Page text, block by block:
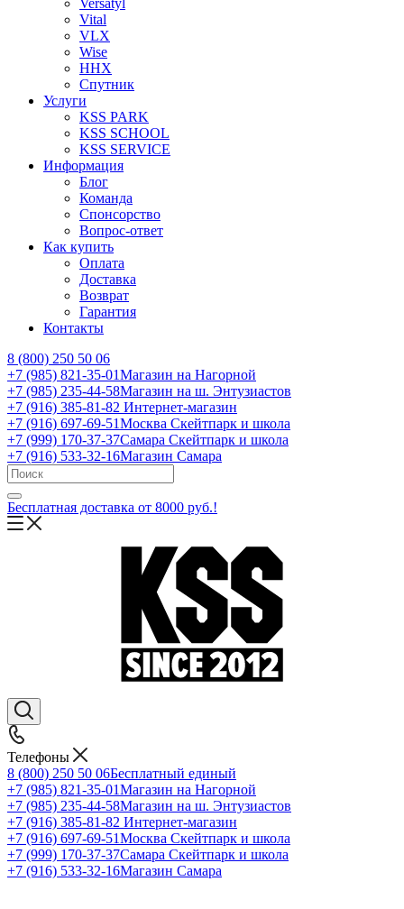
Versatyl
Vital
VLX
Wise
ННХ
Спутник
Услуги
KSS PARK
KSS SCHOOL
KSS SERVICE
Информация
Блог
Команда
Спонсорство
Вопрос-ответ
Как купить
Оплата
Доставка
Возврат
Гарантия
Контакты
8 (800) 250 50 06
+7 (985) 821-35-01Магазин на Нагорной
+7 (985) 235-44-58Магазин на ш. Энтузиастов
+7 (916) 385-81-82 Интернет-магазин
+7 (916) 697-69-51Москва Скейтпарк и школа
+7 (999) 170-37-37Самара Скейтпарк и школа
+7 (916) 533-32-16Магазин Самара
Бесплатная доставка от 8000 руб.!
Телефоны
8 (800) 250 50 06Бесплатный единый
+7 (985) 821-35-01Магазин на Нагорной
+7 (985) 235-44-58Магазин на ш. Энтузиастов
+7 (916) 385-81-82 Интернет-магазин
+7 (916) 697-69-51Москва Скейтпарк и школа
+7 (999) 170-37-37Самара Скейтпарк и школа
+7 (916) 533-32-16Магазин Самара